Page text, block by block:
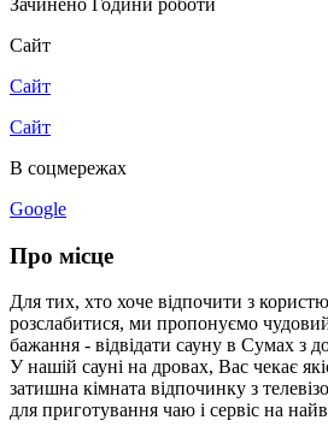
Сайт
Сайт
Сайт
В соцмережах
Google
Про місце
Для тих, хто хоче відпочити з
розслабитися, ми пропонуємо
бажання - відвідати сауну в Сумах з
У нашій сауні на дровах, Вас чекає
затишна кімната відпочинку з
для приготування чаю і сервіс на